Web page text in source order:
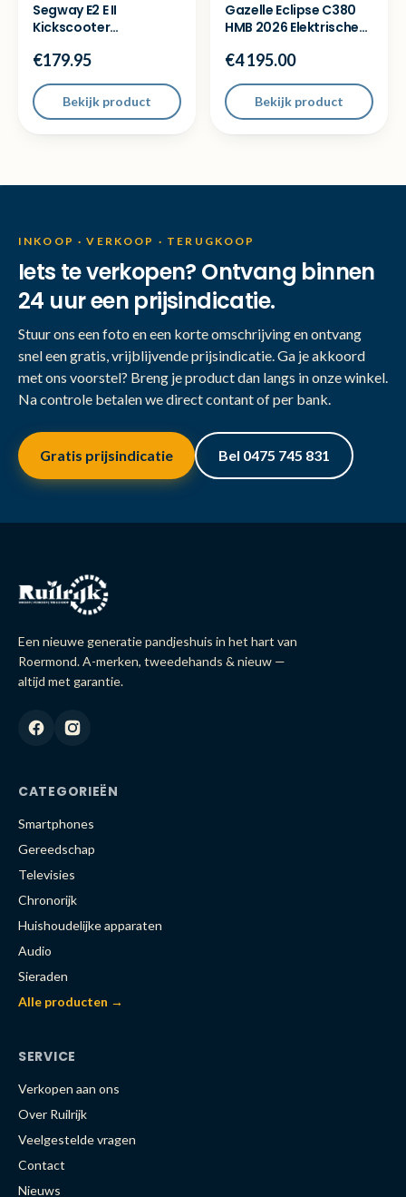
Segway E2 E II
Kickscooter
Nette staat
€179.95
Bekijk product
Gazelle Eclipse C380
HMB 2026 Elektrische
€4 195.00
Bekijk product
INKOOP · VERKOOP · TERUGKOOP
Iets te verkopen? Ontvang binnen
24 uur een prijsindicatie.
Stuur ons een foto en een korte omschrijving en ontvang
snel een gratis, vrijblijvende prijsindicatie. Ga je akkoord
met ons voorstel? Breng je product dan langs in onze winkel.
Na controle betalen we direct contant of per bank.
Gratis prijsindicatie Bel 0475 745 831
Een nieuwe generatie pandjeshuis in het hart van
Roermond. A-merken, tweedehands & nieuw —
altijd met garantie.
CATEGORIEËN
Smartphones
Gereedschap
Televisies
Chronorijk
Huishoudelijke apparaten
Audio
Sieraden
Alle producten →
SERVICE
Verkopen aan ons
Over Ruilrijk
Veelgestelde vragen
Contact
Nieuws